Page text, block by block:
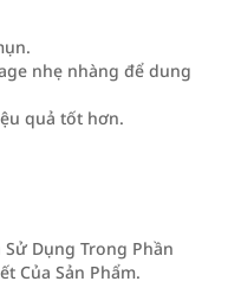
nhẹ nhàng để dung
quả tốt hơn.
Dụng Trong Phần
Của Sản Phẩm.